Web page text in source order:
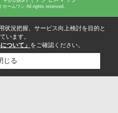
ームワン All rights reserved.
状況把握、サービス向上検討を目的と
います。
ついて」 をご確認ください。
じる